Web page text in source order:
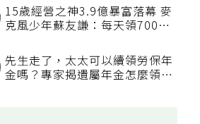
15歲經營之神3.9億暴富落幕 麥
克風少年蘇友謙：每天領700元
先生走了，太太可以續領勞保年
金嗎？專家揭遺屬年金怎麼領，